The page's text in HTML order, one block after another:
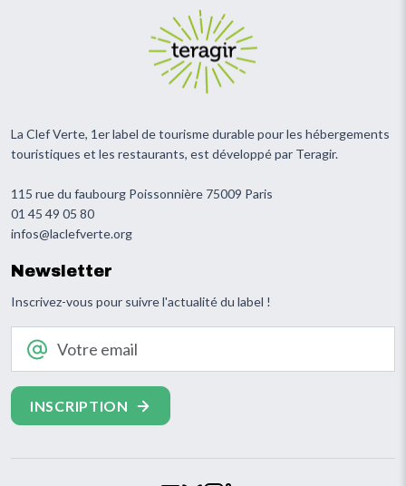
La Clef Verte, 1er label de tourisme durable pour les hébergements
touristiques et les restaurants, est développé par Teragir.
115 rue du faubourg Poissonnière 75009 Paris
01 45 49 05 80
infos@laclefverte.org
Newsletter
Inscrivez-vous pour suivre l'actualité du label !